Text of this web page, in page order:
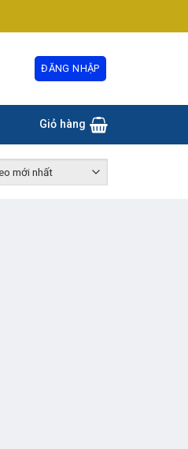
ĐĂNG NHẬP
Giỏ hàng